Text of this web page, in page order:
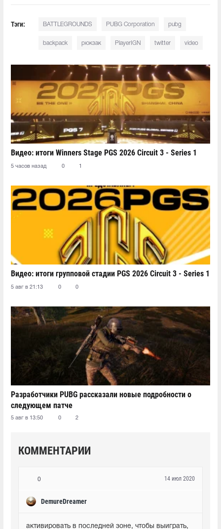
Тэги: BATTLEGROUNDS PUBG Corporation pubg
backpack рюкзак PlayerIGN twitter video
Видео: итоги Winners Stage PGS 2026 Circuit 3 - Series 1
5 часов назад 0 1
Видео: итоги групповой стадии PGS 2026 Circuit 3 - Series 1
5 авг в 21:13 0 0
Разработчики PUBG рассказали новые подробности о
следующем патче
5 авг в 13:50 0 2
КОММЕНТАРИИ
0
DemureDreamer
14 июл 2020
активировать в последней зоне, чтобы выиграть,